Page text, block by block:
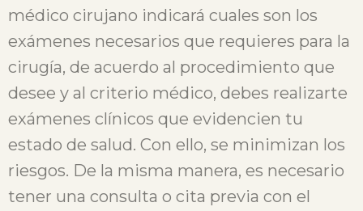
médico cirujano indicará cuales son los
exámenes necesarios que requieres para la
cirugía, de acuerdo al procedimiento que
desee y al criterio médico, debes realizarte
exámenes clínicos que evidencien tu
estado de salud. Con ello, se minimizan los
riesgos. De la misma manera, es necesario
tener una consulta o cita previa con el